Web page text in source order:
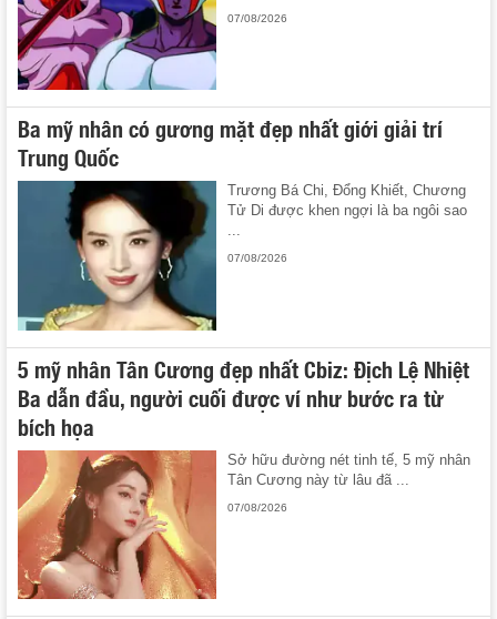
07/08/2026
Ba mỹ nhân có gương mặt đẹp nhất giới giải trí
Trung Quốc
Trương Bá Chi, Đổng Khiết, Chương
Tử Di được khen ngợi là ba ngôi sao
...
07/08/2026
5 mỹ nhân Tân Cương đẹp nhất Cbiz: Địch Lệ Nhiệt
Ba dẫn đầu, người cuối được ví như bước ra từ
bích họa
Sở hữu đường nét tinh tế, 5 mỹ nhân
Tân Cương này từ lâu đã ...
07/08/2026